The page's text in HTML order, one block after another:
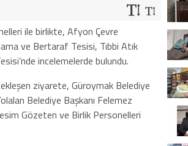
ile birlikte, Afyon Çevre
ve Bertaraf Tesisi, Tıbbi Atık
incelemelerde bulundu.
ziyarete, Güroymak Belediye
Belediye Başkanı Felemez
Gözeten ve Birlik Personelleri